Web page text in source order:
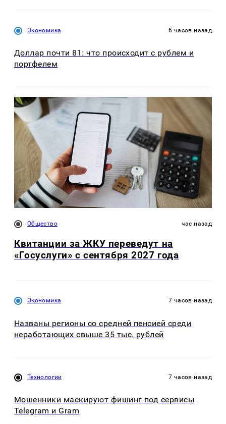
Экономика 6 часов назад
Доллар почти 81: что происходит с рублем и
портфелем
Общество час назад
Квитанции за ЖКУ переведут на
«Госуслуги» с сентября 2027 года
Экономика 7 часов назад
Названы регионы со средней пенсией среди
неработающих свыше 35 тыс. рублей
Технологии 7 часов назад
Мошенники маскируют фишинг под сервисы
Telegram и Gram